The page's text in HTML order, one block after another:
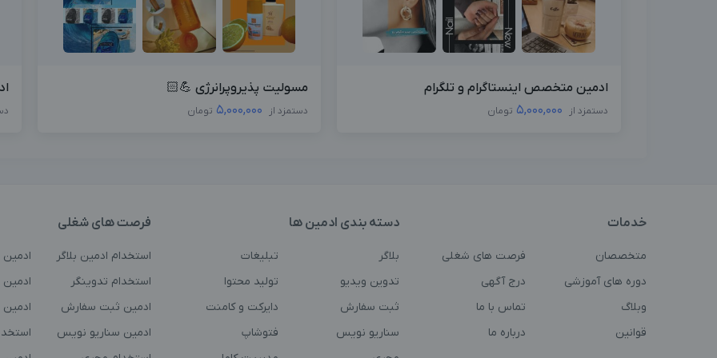
ادمین متخصص اینستاگرام و تلگرام
دستمزد از 5,000,000 تومان
مسولیت پذیروپرانرژی 💪🏻
دستمزد از 5,000,000 تومان
خدمات
متخصصان
فرصت های شغلی
دوره های آموزشی
درج آگهی
وبلاگ
تماس با ما
قوانین
درباره ما
دسته بندی ادمین ها
بلاگر
تبلیغات
تدوین ویدیو
تولید محتوا
ثبت سفارش
دایرکت و کامنت
سناریو نویس
فتوشاپ
فرصت های شغلی
استخدام ادمین بلاگر
ادمین
استخدام تدوینگر
ادمین
ادمین ثبت سفارش
ادمین
ادمین سناریو نویس